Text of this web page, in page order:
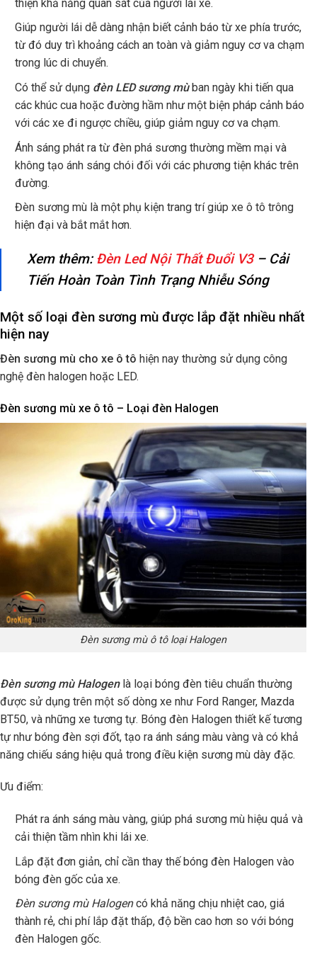
thiện khả năng quan sát của người lái xe.
Giúp người lái dễ dàng nhận biết cảnh báo từ xe phía trước,
từ đó duy trì khoảng cách an toàn và giảm nguy cơ va chạm
trong lúc di chuyển.
Có thể sử dụng đèn LED sương mùban ngày khi tiến qua
các khúc cua hoặc đường hầm như một biện pháp cảnh báo
với các xe đi ngược chiều, giúp giảm nguy cơ va chạm.
Ánh sáng phát ra từ đèn phá sương thường mềm mại và
không tạo ánh sáng chói đối với các phương tiện khác trên
đường.
Đèn sương mù là một phụ kiện trang trí giúp xe ô tô trông
hiện đại và bắt mắt hơn.
Xem thêm:Đèn Led Nội Thất Đuổi V3– Cải
Tiến Hoàn Toàn Tình Trạng Nhiễu Sóng
Một số loại đèn sương mù được lắp đặt nhiều nhất
hiện nay
Đèn sương mù cho xe ô tô hiện nay thường sử dụng công
nghệ đèn halogen hoặc LED.
Đèn sương mù xe ô tô – Loại đèn Halogen
Đèn sương mù ô tô loại Halogen
Đèn sương mù Halogenlà loại bóng đèn tiêu chuẩn thường
được sử dụng trên một số dòng xe như Ford Ranger, Mazda
BT50, và những xe tương tự. Bóng đèn Halogen thiết kế tương
tự như bóng đèn sợi đốt, tạo ra ánh sáng màu vàng và có khả
năng chiếu sáng hiệu quả trong điều kiện sương mù dày đặc.
Ưu điểm:
Phát ra ánh sáng màu vàng, giúp phá sương mù hiệu quả và
cải thiện tầm nhìn khi lái xe.
Lắp đặt đơn giản, chỉ cần thay thế bóng đèn Halogen vào
bóng đèn gốc của xe.
Đèn sương mù Halogencó khả năng chịu nhiệt cao, giá
thành rẻ, chi phí lắp đặt thấp, độ bền cao hơn so với bóng
đèn Halogen gốc.